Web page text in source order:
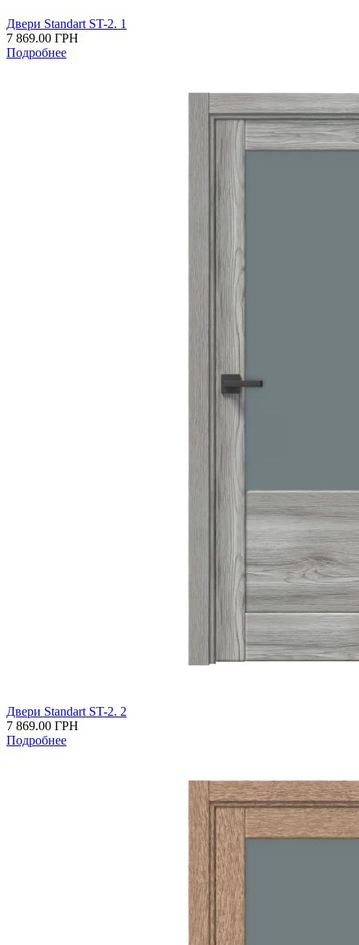
Двери Standart ST-2. 1
7 869.00 ГРН
Подробнее
Двери Standart ST-2. 2
7 869.00 ГРН
Подробнее